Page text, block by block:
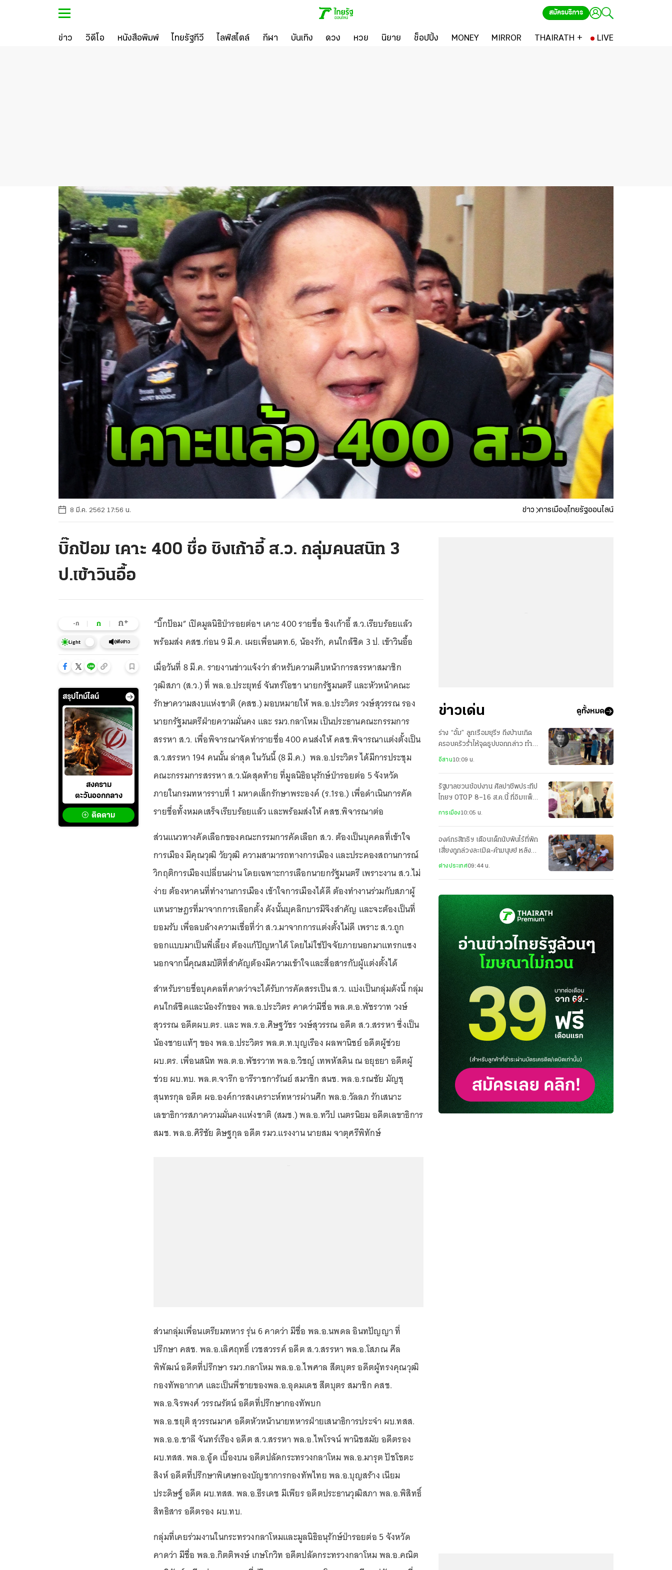
สมัครบริการ
ข่าว วิดีโอ หนังสือพิมพ์ ไทยรัฐทีวี ไลฟ์สไตล์ กีฬา บันเทิง ดวง หวย นิยาย ช็อปปิ้ง MONEY MIRROR THAIRATH + LIVE
8 มี.ค. 2562 17:56 น. ข่าว การเมืองไทยรัฐออนไลน์
บิ๊กป้อม เคาะ 400 ชื่อ ชิงเก้าอี้ ส.ว. กลุ่มคนสนิท 3
ป.เข้าวินอื้อ
-ก ก ก+
Light ฟังข่าว
สรุปไทม์ไลน์
สงคราม
ตะวันออกกลาง
ติดตาม
“บิ๊กป้อม” เปิดมูลนิธิป่ารอยต่อฯ เคาะ 400 รายชื่อ ชิงเก้าอี้ ส.ว.เรียบร้อยแล้ว
พร้อมส่ง คสช.ก่อน 9 มี.ค. เผยเพื่อนตท.6, น้องรัก, คนใกล้ชิด 3 ป. เข้าวินอื้อ
เมื่อวันที่ 8 มี.ค. รายงานข่าวแจ้งว่า สำหรับความคืบหน้าการสรรหาสมาชิก
วุฒิสภา (ส.ว.) ที่ พล.อ.ประยุทธ์ จันทร์โอชา นายกรัฐมนตรี และหัวหน้าคณะ
รักษาความสงบแห่งชาติ (คสช.) มอบหมายให้ พล.อ.ประวิตร วงษ์สุวรรณ รอง
นายกรัฐมนตรีฝ่ายความมั่นคง และ รมว.กลาโหม เป็นประธานคณะกรรมการ
สรรหา ส.ว. เพื่อพิจารณาจัดทำรายชื่อ 400 คนส่งให้ คสช.พิจารณาแต่งตั้งเป็น
ส.ว.สรรหา 194 คนนั้น ล่าสุด ในวันนี้ (8 มี.ค.) พล.อ.ประวิตร ได้มีการประชุม
คณะกรรมการสรรหา ส.ว.นัดสุดท้าย ที่มูลนิธิอนุรักษ์ป่ารอยต่อ 5 จังหวัด
ภายในกรมทหารราบที่ 1 มหาดเล็กรักษาพระองค์ (ร.1รอ.) เพื่อดำเนินการคัด
รายชื่อทั้งหมดเสร็จเรียบร้อยแล้ว และพร้อมส่งให้ คสช.พิจารณาต่อ
ส่วนแนวทางคัดเลือกของคณะกรรมการคัดเลือก ส.ว. ต้องเป็นบุคคลที่เข้าใจ
การเมือง มีคุณวุฒิ วัยวุฒิ ความสามารถทางการเมือง และประคองสถานการณ์
วิกฤติการเมืองเปลี่ยนผ่าน โดยเฉพาะการเลือกนายกรัฐมนตรี เพราะงาน ส.ว.ไม่
ง่าย ต้องหาคนที่ทำงานการเมือง เข้าใจการเมืองได้ดี ต้องทำงานร่วมกับสภาผู้
แทนราษฎรที่มาจากการเลือกตั้ง ดังนั้นบุคลิกบารมีจึงสำคัญ และจะต้องเป็นที่
ยอมรับ เพื่อลบล้างความเชื่อที่ว่า ส.ว.มาจากการแต่งตั้งไม่ดี เพราะ ส.ว.ถูก
ออกแบบมาเป็นพี่เลี้ยง ต้องแก้ปัญหาได้ โดยไม่ใช่ปัจจัยภายนอกมาแทรกแซง
นอกจากนี้คุณสมบัติที่สำคัญต้องมีความเข้าใจและสื่อสารกับผู้แต่งตั้งได้
สำหรับรายชื่อบุคคลที่คาดว่าจะได้รับการคัดสรรเป็น ส.ว. แบ่งเป็นกลุ่มดังนี้ กลุ่ม
คนใกล้ชิดและน้องรักของ พล.อ.ประวิตร คาดว่ามีชื่อ พล.ต.อ.พัชรวาท วงษ์
สุวรรณ อดีตผบ.ตร. และ พล.ร.อ.ศิษฐวัชร วงษ์สุวรรณ อดีต ส.ว.สรรหา ซึ่งเป็น
น้องชายแท้ๆ ของ พล.อ.ประวิตร พล.ต.ท.บุญเรือง ผลพานิชย์ อดีตผู้ช่วย
ผบ.ตร. เพื่อนสนิท พล.ต.อ.พัชรวาท พล.อ.วิชญ์ เทพหัสดิน ณ อยุธยา อดีตผู้
ช่วย ผบ.ทบ. พล.ต.จารึก อารีราชการัณย์ สมาชิก สนช. พล.อ.รณชัย มัญชุ
สุนทรกุล อดีต ผอ.องค์การสงเคราะห์ทหารผ่านศึก พล.อ.วัลลภ รักเสนาะ
เลขาธิการสภาความมั่นคงแห่งชาติ (สมช.) พล.อ.ทวีป เนตรนิยม อดีตเลขาธิการ
สมช. พล.อ.ศิริชัย ดิษฐกุล อดีต รมว.แรงงาน นายสม จาตุศรีพิทักษ์
ส่วนกลุ่มเพื่อนเตรียมทหาร รุ่น 6 คาดว่า มีชื่อ พล.อ.นพดล อินทปัญญา ที่
ปรึกษา คสช. พล.อ.เลิศฤทธิ์ เวชสวรรค์ อดีต ส.ว.สรรหา พล.อ.โสภณ ศีล
พิพัฒน์ อดีตที่ปรึกษา รมว.กลาโหม พล.อ.อ.ไพศาล สีตบุตร อดีตผู้ทรงคุณวุฒิ
กองทัพอากาศ และเป็นพี่ชายของพล.อ.อุดมเดช สีตบุตร สมาชิก คสช.
พล.อ.จิรพงศ์ วรรณรัตน์ อดีตที่ปรึกษากองทัพบก
พล.อ.ชยุติ สุวรรณมาศ อดีตหัวหน้านายทหารฝ่ายเสนาธิการประจํา ผบ.ทสส.
พล.อ.อ.ชาลี จันทร์เรือง อดีต ส.ว.สรรหา พล.อ.ไพโรจน์ พานิชสมัย อดีตรอง
ผบ.ทสส. พล.อ.อู้ด เบื้องบน อดีตปลัดกระทรวงกลาโหม พล.อ.มารุต ปัชโชตะ
สิงห์ อดีตที่ปรึกษาพิเศษกองบัญชาการกองทัพไทย พล.อ.บุญสร้าง เนียม
ประดิษฐ์ อดีต ผบ.ทสส. พล.อ.ธีรเดช มีเพียร อดีตประธานวุฒิสภา พล.อ.พิสิทธิ์
สิทธิสาร อดีตรอง ผบ.ทบ.
กลุ่มที่เคยร่วมงานในกระทรวงกลาโหมและมูลนิธิอนุรักษ์ป่ารอยต่อ 5 จังหวัด
คาดว่า มีชื่อ พล.อ.กิตติพงษ์ เกษโกวิท อดีตปลัดกระทรวงกลาโหม พล.อ.คณิต
ข่าวเด่น ดูทั้งหมด
ร่าง “อั้ม” ลูกเรือมยุรีฯ ถึงบ้านเกิด
ครอบครัวร่ำไห้จุดธูปบอกกล่าว ทำ
พิธีทางศาสนา
อีสาน10:09 น.
รัฐบาลชวนช้อปงาน ศิลปาชีพประทีป
ไทยฯ OTOP 8–16 ส.ค.นี้ ที่อิมแพ็ค
เมืองทองธานี
การเมือง10:05 น.
องค์กรสิทธิฯ เตือนเด็กนับพันไร้ที่พัก
เสี่ยงถูกล่วงละเมิด-ค้ามนุษย์ หลัง
ทะลักข้ามพรมแดนสเปน
ต่างประเทศ09:44 น.